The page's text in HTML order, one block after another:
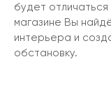
будет
магазине Вы
интерьера и
обстановку.